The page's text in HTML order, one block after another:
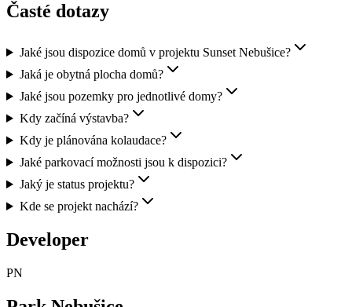
Časté dotazy
Jaké jsou dispozice domů v projektu Sunset Nebušice?
Jaká je obytná plocha domů?
Jaké jsou pozemky pro jednotlivé domy?
Kdy začíná výstavba?
Kdy je plánována kolaudace?
Jaké parkovací možnosti jsou k dispozici?
Jaký je status projektu?
Kde se projekt nachází?
Developer
PN